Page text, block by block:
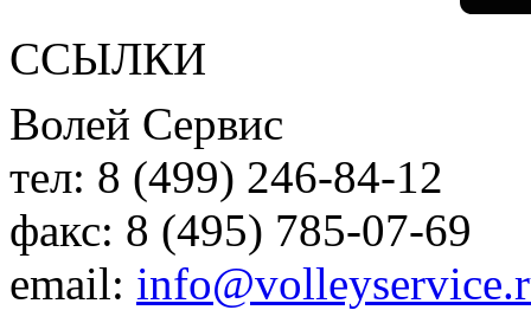
ССЫЛКИ
Волей Сервис
тел: 8 (499) 246-84-12
факс: 8 (495) 785-07-69
email: